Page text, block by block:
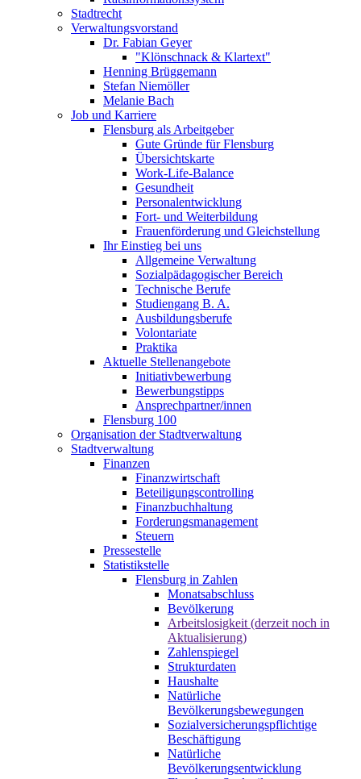
Stadtrecht
Verwaltungsvorstand
Dr. Fabian Geyer
"Klönschnack & Klartext"
Henning Brüggemann
Stefan Niemöller
Melanie Bach
Job und Karriere
Flensburg als Arbeitgeber
Gute Gründe für Flensburg
Übersichtskarte
Work-Life-Balance
Gesundheit
Personalentwicklung
Fort- und Weiterbildung
Frauenförderung und Gleichstellung
Ihr Einstieg bei uns
Allgemeine Verwaltung
Sozialpädagogischer Bereich
Technische Berufe
Studiengang B. A.
Ausbildungsberufe
Volontariate
Praktika
Aktuelle Stellenangebote
Initiativbewerbung
Bewerbungstipps
Ansprechpartner/innen
Flensburg 100
Organisation der Stadtverwaltung
Stadtverwaltung
Finanzen
Finanzwirtschaft
Beteiligungscontrolling
Finanzbuchhaltung
Forderungsmanagement
Steuern
Pressestelle
Statistikstelle
Flensburg in Zahlen
Monatsabschluss
Bevölkerung
Arbeitslosigkeit (derzeit noch in
Aktualisierung)
Zahlenspiegel
Strukturdaten
Haushalte
Natürliche
Bevölkerungsbewegungen
Sozialversicherungspflichtige
Beschäftigung
Natürliche
Bevölkerungsentwicklung